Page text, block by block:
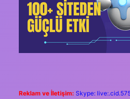
Reklam ve İletişim: Skype: